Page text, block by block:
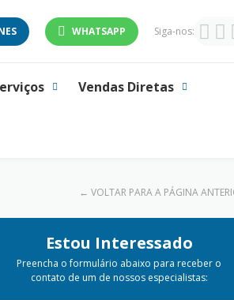
WHATSAPP Siga-nos:
Vendas Diretas
← VOLTAR PARA A PÁGINA
Estou Interessado
Preencha o formulário abaixo para receber o
contato de um de nossos especialistas: